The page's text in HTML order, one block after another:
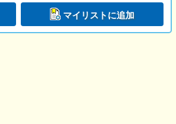
マイリストに追加